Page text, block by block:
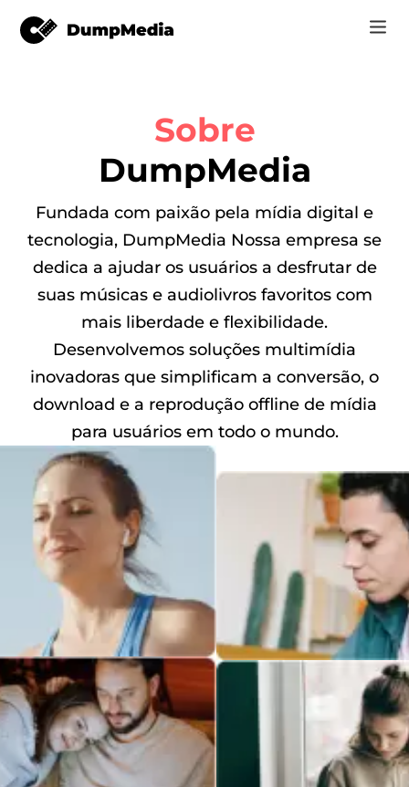
Apple
linha
reprodução
Ferramentas on-line
Música da Apple para MP3
Amazon Música para MP3
Sol para MP3
Como
Log In
Registrar
Sobre
DumpMedia
Fundada com paixão pela mídia digital e
tecnologia, DumpMedia Nossa empresa se
dedica a ajudar os usuários a desfrutar de
suas músicas e audiolivros favoritos com
mais liberdade e flexibilidade.
Desenvolvemos soluções multimídia
inovadoras que simplificam a conversão, o
download e a reprodução offline de mídia
para usuários em todo o mundo.